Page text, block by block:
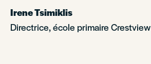
Irene Tsimiklis
Directrice, école primaire Crestview